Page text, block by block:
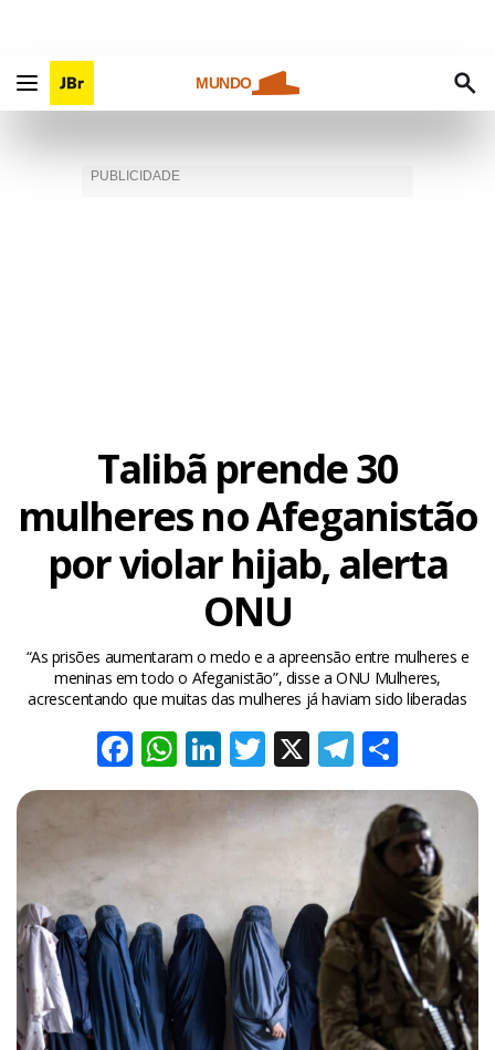
MUNDO
Talibã prende 30
mulheres no Afeganistão
por violar hijab, alerta
ONU
“As prisões aumentaram o medo e a apreensão entre mulheres e
meninas em todo o Afeganistão”, disse a ONU Mulheres,
acrescentando que muitas das mulheres já haviam sido liberadas
Facebook
WhatsApp
LinkedIn
Twitter
X